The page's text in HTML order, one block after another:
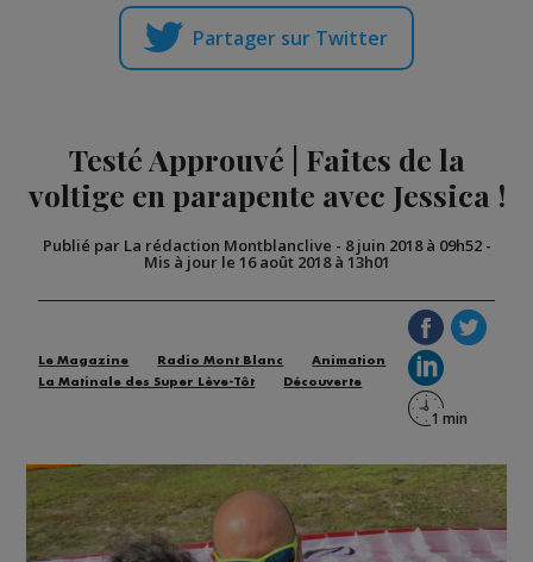
Partager sur Twitter
Testé Approuvé | Faites de la
voltige en parapente avec Jessica !
Publié par La rédaction Montblanclive - 8 juin 2018 à 09h52-
Mis à jour le 16 août 2018 à 13h01
Le Magazine Radio Mont Blanc
Animation
La Matinale des Super Lève-Tôt
Découverte